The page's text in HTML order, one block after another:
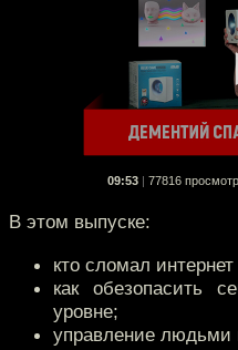
09:53 77816
В этом выпуске:
кто сломал
как обезопасить
уровне;
управление людьми